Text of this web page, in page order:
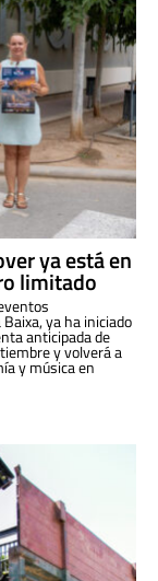
ya está en
limitado
ya ha iniciado
anticipada de
y volverá a
y música en